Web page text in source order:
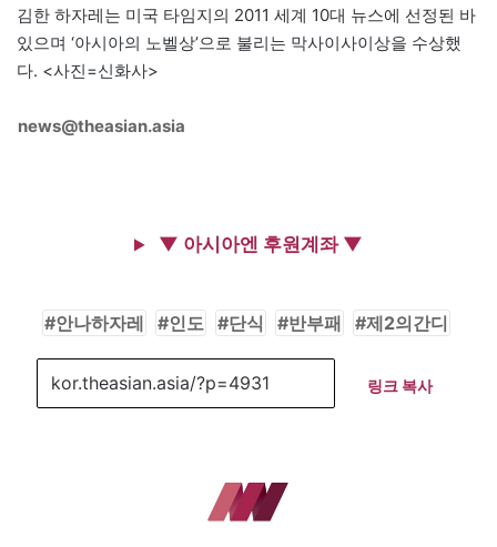
김한 하자레는 미국 타임지의 2011 세계 10대 뉴스에 선정된 바
있으며 ‘아시아의 노벨상’으로 불리는 막사이사이상을 수상했
다. <사진=신화사>
news@theasian.asia
▼ 아시아엔 후원계좌 ▼
안나하자레 인도 단식 반부패 제2의간디
링크 복사